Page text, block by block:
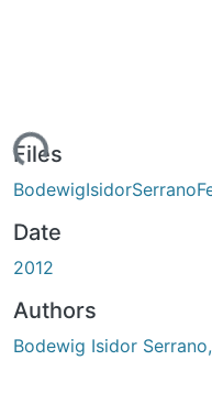
Files
Date
2012
Authors
Bodewig Isidor